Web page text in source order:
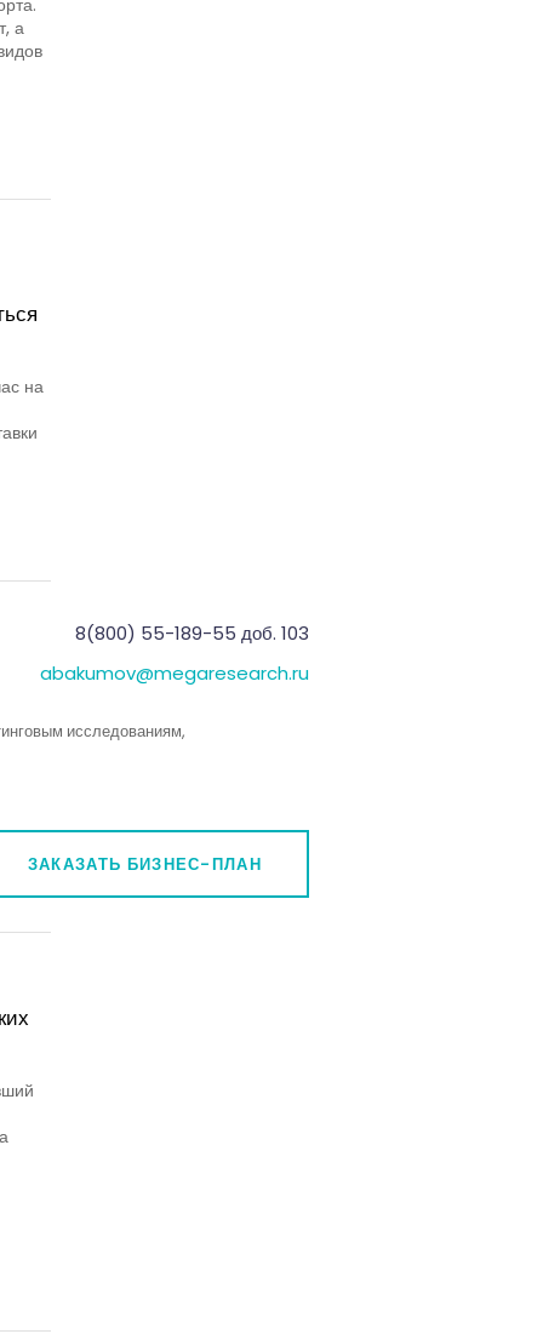
а
на
8(800) 55-189-55 доб. 103
abakumov@megaresearch.ru
исследованиям,
ЗАКАЗАТЬ БИЗНЕС-ПЛАН